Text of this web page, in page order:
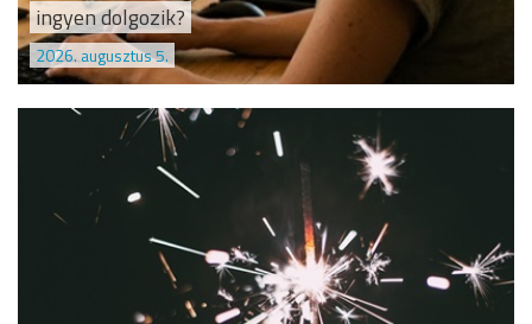
ingyen dolgozik?
2026. augusztus 5.